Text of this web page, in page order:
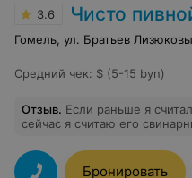
3.6 Чисто пивной
Гомель, ул. Братьев
Средний чек: $ (5-15 byn)
Отзыв. Если раньше я
сейчас я считаю его
следом принесли все
подогреты в свч печи , а
Бронировать